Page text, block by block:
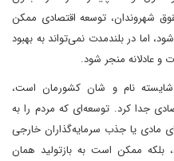
شهروندان، توسعه اقتصادی ممکن
اما در بلندمدت نمی‌تواند به بهبود
و عادلانه منجر شود.
شایسته نام و شان کشورمان است،
جدا کرد. توسعه‌ای که مردم را به
مادی یا جذب سرمایه‌گذاران خارجی
بلکه ممکن است به بازتولید همان